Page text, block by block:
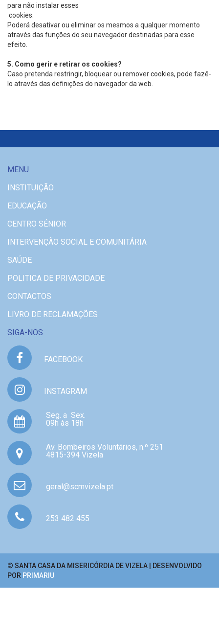
para não instalar esses
cookies.
Poderá desativar ou eliminar os mesmos a qualquer momento
através das funções do seu navegador destinadas para esse
efeito.
5. Como gerir e retirar os cookies?
Caso pretenda restringir, bloquear ou remover cookies, pode fazê-
lo através das definições do navegador da web.
MENU
INSTITUIÇÃO
EDUCAÇÃO
CENTRO SÉNIOR
INTERVENÇÃO SOCIAL E COMUNITÁRIA
SAÚDE
POLITICA DE PRIVACIDADE
CONTACTOS
LIVRO DE RECLAMAÇÕES
SIGA-NOS
FACEBOOK
INSTAGRAM
Seg. a Sex.
09h às 18h
Av. Bombeiros Voluntários, n.º 251
4815-394 Vizela
geral@scmvizela.pt
253 482 455
© SANTA CASA DA MISERICÓRDIA DE VIZELA | DESENVOLVIDO
POR PRIMARIU